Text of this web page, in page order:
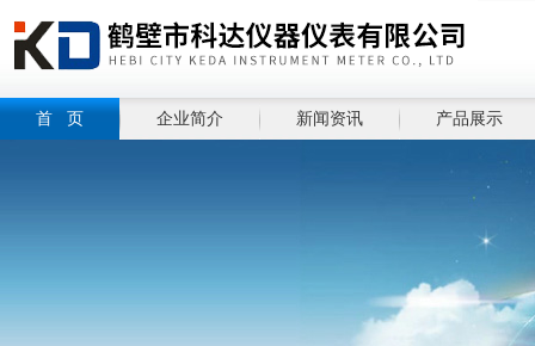
首 页 企业简介 新闻资讯 产品展示